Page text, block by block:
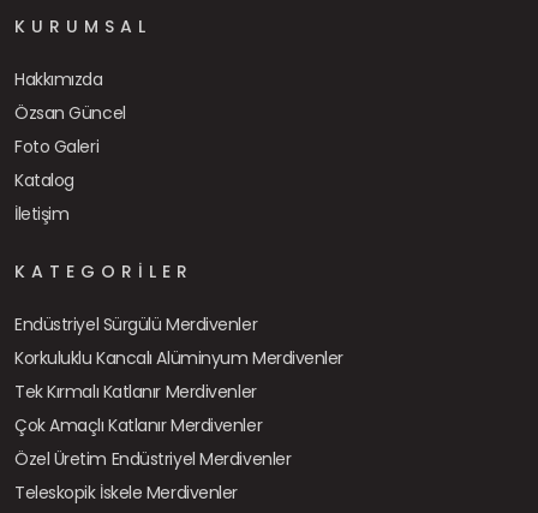
KURUMSAL
Hakkımızda
Özsan Güncel
Foto Galeri
Katalog
İletişim
KATEGORILER
Endüstriyel Sürgülü Merdivenler
Korkuluklu Kancalı Alüminyum Merdivenler
Tek Kırmalı Katlanır Merdivenler
Çok Amaçlı Katlanır Merdivenler
Özel Üretim Endüstriyel Merdivenler
Teleskopik İskele Merdivenler